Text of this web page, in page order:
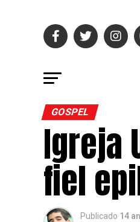
GOSPEL
Igreja
fiel
Publicado 14